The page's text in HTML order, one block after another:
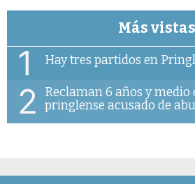
Más vistas
1 Hay tres partidos en
2
Reclaman 6 años y
pringlense acusado de